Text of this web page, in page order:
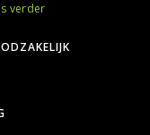
verder